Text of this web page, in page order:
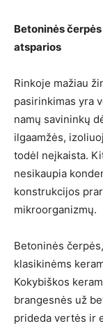
Betoninės
atsparios
Rinkoje mažiau
pasirinkimas yra
namų savininkų
ilgaamžės,
todėl neįkaista.
nesikaupia
konstrukcijos
mikroorganizmų.
Betoninės
klasikinėms
Kokybiškos
brangesnės už
prideda vertės ir